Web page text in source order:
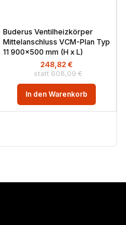
Buderus Ventilheizkörper
Mittelanschluss VCM-Plan Typ
11 900×500 mm (H x L)
608,09 €
248,82 €
In den Warenkorb